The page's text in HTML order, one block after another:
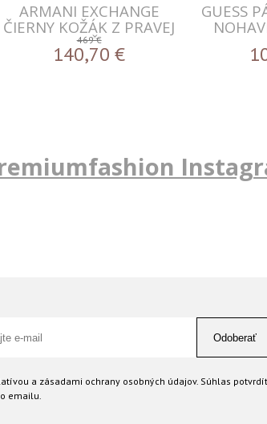
ARMANI EXCHANGE
ČIERNY KOŽÁK Z PRAVEJ
KOŽE
469 €
140,70 €
GUESS
Odoberať
a zásadami ochrany osobných údajov. Súhlas
emailu.